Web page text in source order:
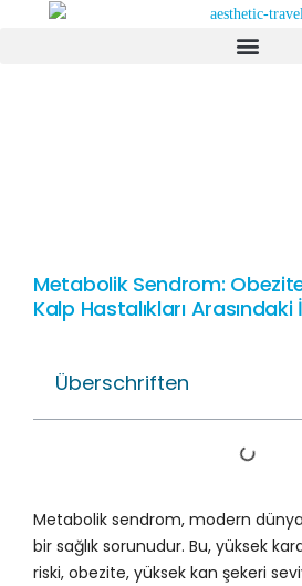
Metabolik Sendrom:
Kalp Hastalıkları Arasındaki
Überschriften
Metabolik sendrom, modern
bir sağlık sorunudur. Bu, yüksek
riski, obezite, yüksek kan şekeri